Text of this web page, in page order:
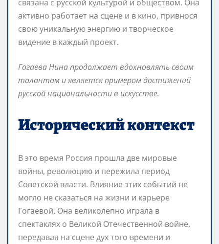
связана с русской культурой и обществом. Она
активно работает на сцене и в кино, привнося
свою уникальную энергию и творческое
видение в каждый проект.
Гогаева Нина продолжает вдохновлять своим
талантом и является примером достижений
русской национальности в искусстве.
Исторический контекст
В это время Россия прошла две мировые
войны, революцию и пережила период
Советской власти. Влияние этих событий не
могло не сказаться на жизни и карьере
Гогаевой. Она великолепно играла в
спектаклях о Великой Отечественной войне,
передавая на сцене дух того времени и